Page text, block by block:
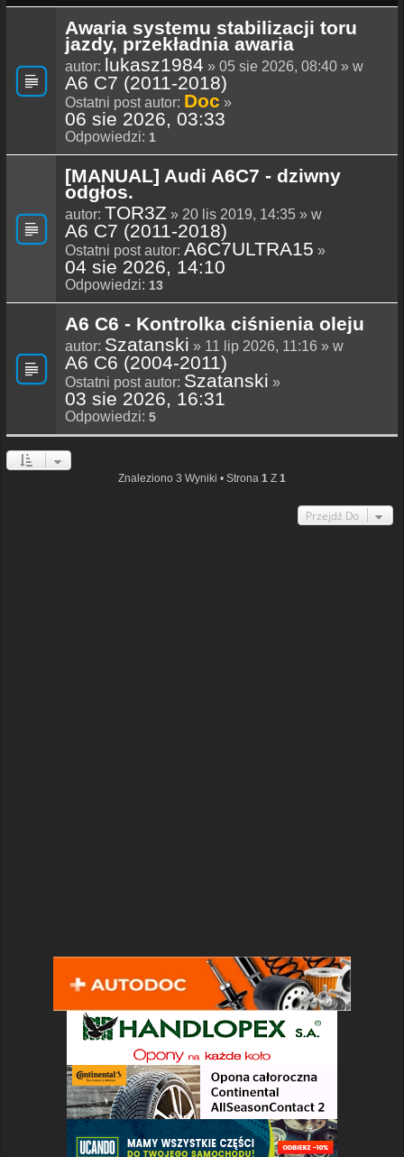
Awaria systemu stabilizacji toru
jazdy, przekładnia awaria
autor: lukasz1984 » 05 sie 2026, 08:40 » w
A6 C7 (2011-2018)
Ostatni post autor: Doc »
06 sie 2026, 03:33
Odpowiedzi: 1
[MANUAL] Audi A6C7 - dziwny
odgłos.
autor: TOR3Z » 20 lis 2019, 14:35 » w
A6 C7 (2011-2018)
Ostatni post autor: A6C7ULTRA15 »
04 sie 2026, 14:10
Odpowiedzi: 13
A6 C6 - Kontrolka ciśnienia oleju
autor: Szatanski » 11 lip 2026, 11:16 » w
A6 C6 (2004-2011)
Ostatni post autor: Szatanski »
03 sie 2026, 16:31
Odpowiedzi: 5
Znaleziono 3 Wyniki • Strona 1 Z 1
Przejdź Do